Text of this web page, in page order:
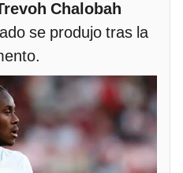
Chalobah
se produjo tras la